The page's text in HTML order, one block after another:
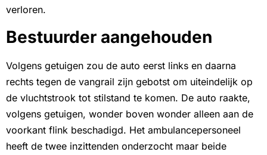
verloren.
Bestuurder aangehouden
Volgens getuigen zou de auto eerst links en daarna
rechts tegen de vangrail zijn gebotst om uiteindelijk op
de vluchtstrook tot stilstand te komen. De auto raakte,
volgens getuigen, wonder boven wonder alleen aan de
voorkant flink beschadigd. Het ambulancepersoneel
heeft de twee inzittenden onderzocht maar beide